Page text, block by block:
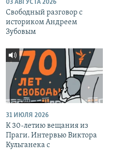
03 АВГУСТА 2026
Свободный разговор с
историком Андреем
Зубовым
31 ИЮЛЯ 2026
К 30-летию вещания из
Праги. Интервью Виктора
Кульганека с